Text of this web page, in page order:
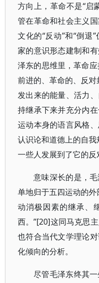
方向上，革命不是“启
管在革命和社会主义
文化的“反动”和“倒退
家的意识形态建制和
泽东的思维里，革命应
前进的、革命的、反
发出来的能量、活力
持继承下来并充分内
运动本身的语言风格
认识论和道德上的自
一些人发展到了它的反
意味深长的是，
单地归于五四运动的
动消极因素的继承、
西。”[20]这同马克思
也符合当代文学理论
化倾向的分析。
尽管毛泽东终其